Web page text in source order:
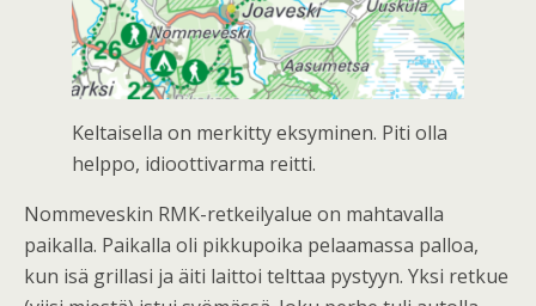
Keltaisella on merkitty eksyminen. Piti olla
helppo, idioottivarma reitti.
Nommeveskin RMK-retkeilyalue on mahtavalla
paikalla. Paikalla oli pikkupoika pelaamassa palloa,
kun isä grillasi ja äiti laittoi telttaa pystyyn. Yksi retkue